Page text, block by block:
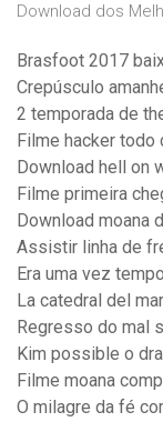
Download dos
Brasfoot 2017
Crepúsculo
2 temporada de
Filme hacker
Download hell on
Filme primeira
Download moana
Assistir linha de
Era uma vez
La catedral del
Regresso do mal
Kim possible o
Filme moana
O milagre da fé